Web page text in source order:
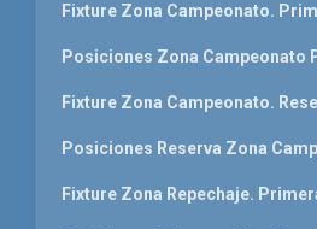
Fixture Zona Campeonato.
Posiciones Zona Campeonato
Fixture Zona Campeonato.
Posiciones Reserva Zona
Fixture Zona Repechaje.